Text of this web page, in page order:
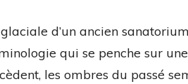
d’un ancien
qui se penche sur
les ombres du passé